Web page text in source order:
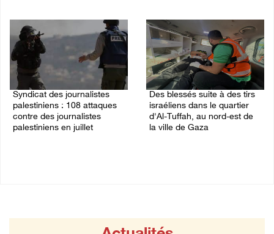
Syndicat des journalistes
palestiniens : 108 attaques
contre des journalistes
palestiniens en juillet
Des blessés suite à des tirs
israéliens dans le quartier
d'Al-Tuffah, au nord-est de
la ville de Gaza